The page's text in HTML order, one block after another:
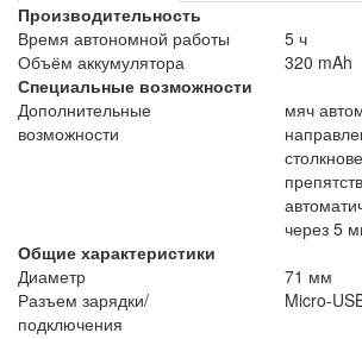
Производительность
Время автономной работы
5 ч
Объём аккумулятора
320 mAh
Специальные возможности
Дополнительные
возможности
мяч
через 5
Общие характеристики
Диаметр
71 мм
Разъем зарядки/
подключения
Micro-